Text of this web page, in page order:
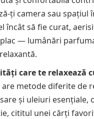
ți camera sau spațiul
încât să fie curat,
— lumânări
care te relaxează
are metode diferite de
și uleiuri esențiale,
cititul unei cărți